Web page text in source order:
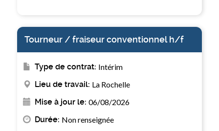
Tourneur / fraiseur conventionnel h/f
Type de contrat: Intérim
Lieu de travail: La Rochelle
Mise à jour le: 06/08/2026
Durée: Non renseignée